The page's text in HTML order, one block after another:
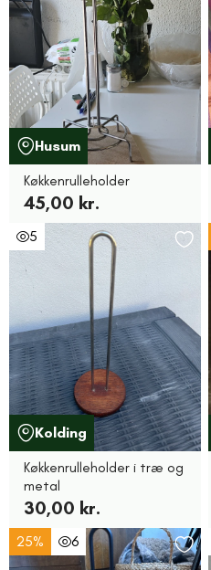
Husum
Køkkenrulleholder
45,00 kr.
5
Kolding
Køkkenrulleholder i træ og
metal
30,00 kr.
25% 6